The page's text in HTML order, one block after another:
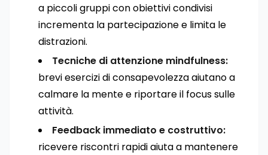
a piccoli gruppi con obiettivi condivisi
incrementa la partecipazione e limita le
distrazioni.
Tecniche di attenzione mindfulness:
brevi esercizi di consapevolezza aiutano a
calmare la mente e riportare il focus sulle
attività.
Feedback immediato e costruttivo:
ricevere riscontri rapidi aiuta a mantenere